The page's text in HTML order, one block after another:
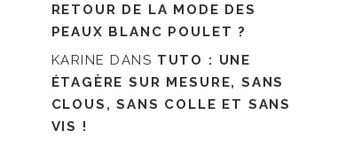
RETOUR DE LA MODE DES
PEAUX BLANC POULET ?
KARINE DANS TUTO : UNE
ÉTAGÈRE SUR MESURE, SANS
CLOUS, SANS COLLE ET SANS
VIS !